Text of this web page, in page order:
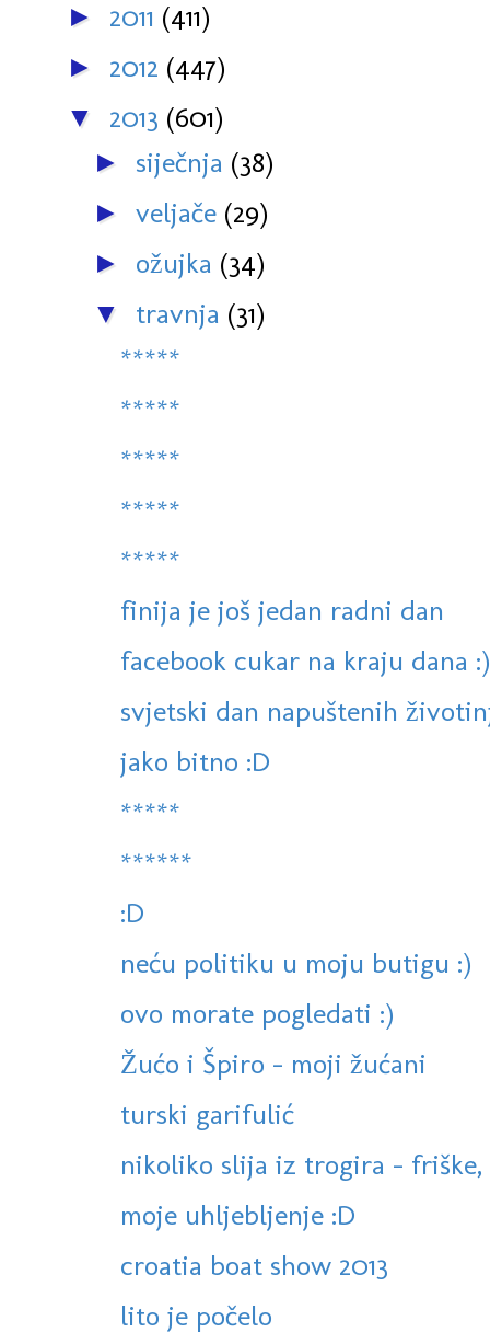
► 2011 (411)
► 2012 (447)
▼ 2013 (601)
► siječnja (38)
► veljače (29)
► ožujka (34)
▼ travnja (31)
*****
*****
*****
*****
*****
finija je još jedan radni dan
facebook cukar na kraju dana :)
svjetski dan napuštenih
jako bitno :D
*****
******
:D
neću politiku u moju butigu :)
ovo morate pogledati :)
Žućo i Špiro - moji žućani
turski garifulić
nikoliko slija iz trogira - friške,
moje uhljebljenje :D
croatia boat show 2013
lito je počelo